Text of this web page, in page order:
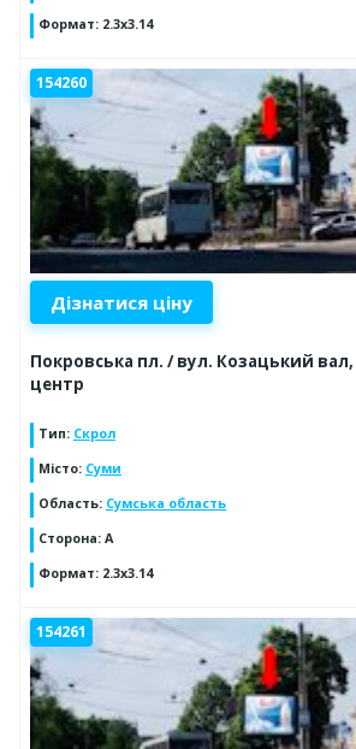
Формат: 2.3x3.14
154260
Дізнатися ціну
Покровська пл. / вул. Козацький вал,
центр
Тип: Скрол
Місто: Суми
Область: Сумська область
Сторона: A
Формат: 2.3x3.14
154261